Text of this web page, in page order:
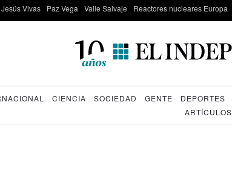
Vivas Paz Vega Valle Salvaje Reactores nucleares Europa
CIENCIA SOCIEDAD GENTE DEPORTES
ARTÍCULOS